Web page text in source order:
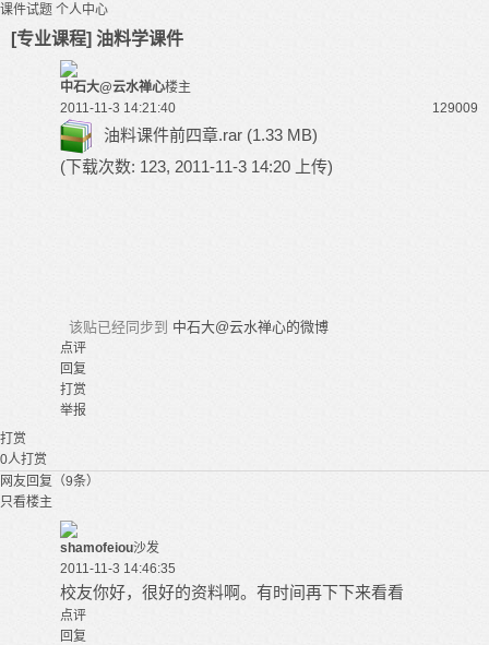
课件试题 个人中心
[专业课程] 油料学课件
中石大@云水禅心楼主
2011-11-3 14:21:40
129009
油料课件前四章.rar (1.33 MB)
(下载次数: 123, 2011-11-3 14:20 上传)
该贴已经同步到 中石大@云水禅心的微博
点评
回复
打赏
举报
打赏
0人打赏
网友回复（9条）
只看楼主
shamofeiou沙发
2011-11-3 14:46:35
校友你好，很好的资料啊。有时间再下下来看看
点评
回复